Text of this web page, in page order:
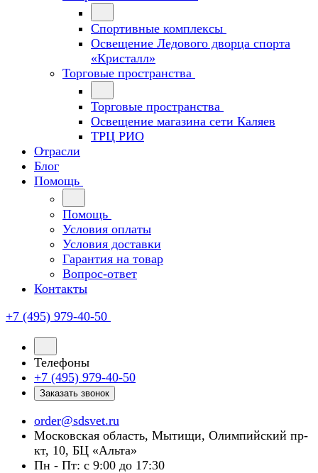
Спортивные комплексы
Освещение Ледового дворца спорта
«Кристалл»
Торговые пространства
Торговые пространства
Освещение магазина сети Каляев
ТРЦ РИО
Отрасли
Блог
Помощь
Помощь
Условия оплаты
Условия доставки
Гарантия на товар
Вопрос-ответ
Контакты
+7 (495) 979-40-50
Телефоны
+7 (495) 979-40-50
Заказать звонок
order@sdsvet.ru
Московская область, Мытищи, Олимпийский пр-
кт, 10, БЦ «Альта»
Пн - Пт: с 9:00 до 17:30